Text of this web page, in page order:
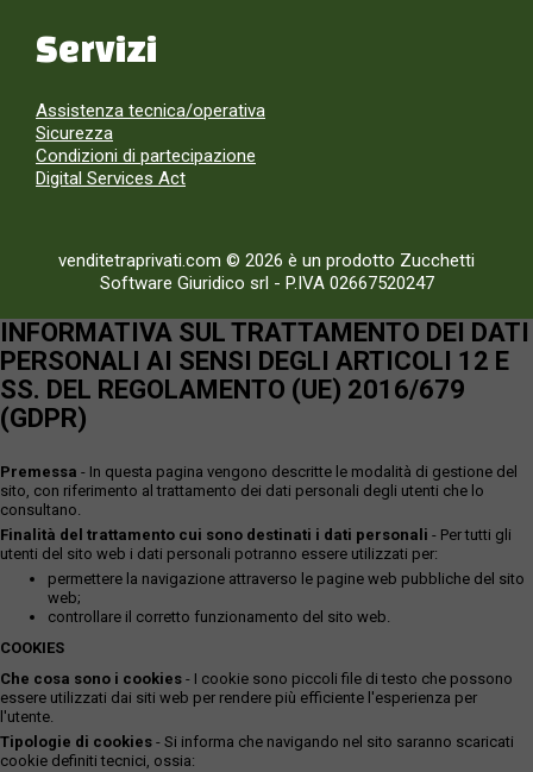
Servizi
Assistenza tecnica/operativa
Sicurezza
Condizioni di partecipazione
Digital Services Act
venditetraprivati.com © 2026 è un prodotto Zucchetti
Software Giuridico srl - P.IVA 02667520247
INFORMATIVA SUL TRATTAMENTO DEI DATI
PERSONALI AI SENSI DEGLI ARTICOLI 12 E
SS. DEL REGOLAMENTO (UE) 2016/679
(GDPR)
Premessa - In questa pagina vengono descritte le modalità di gestione del
sito, con riferimento al trattamento dei dati personali degli utenti che lo
consultano.
Finalità del trattamento cui sono destinati i dati personali - Per tutti gli
utenti del sito web i dati personali potranno essere utilizzati per:
permettere la navigazione attraverso le pagine web pubbliche del sito
web;
controllare il corretto funzionamento del sito web.
COOKIES
Che cosa sono i cookies - I cookie sono piccoli file di testo che possono
essere utilizzati dai siti web per rendere più efficiente l'esperienza per
l'utente.
Tipologie di cookies - Si informa che navigando nel sito saranno scaricati
cookie definiti tecnici, ossia: